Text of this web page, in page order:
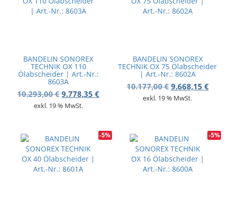
BANDELIN SONOREX
TECHNIK OX 110
Ölabscheider | Art.-Nr.:
8603A
10.293,00€Ursprünglicher Preis war: 10.293,00 €
9.778,35€Aktueller Preis ist: 9.778,35 €.
exkl. 19 % MwSt.
BANDELIN SONOREX
TECHNIK OX 75 Ölabscheider
| Art.-Nr.: 8602A
10.177,00€ 9.668,15 €
exkl. 19 % MwSt.
-5% -5%